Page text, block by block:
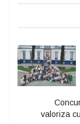
valoriza